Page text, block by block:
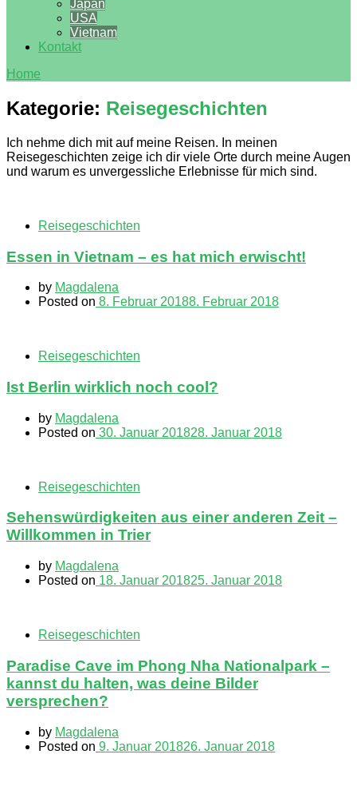
Japan
USA
Vietnam
Kontakt
Home
Kategorie: Reisegeschichten
Ich nehme dich mit auf meine Reisen. In meinen
Reisegeschichten zeige ich dir viele Orte durch meine Augen
und warum es unvergessliche Erlebnisse für mich sind.
Reisegeschichten
Essen in Vietnam – es hat mich erwischt!
by Magdalena
Posted on 8. Februar 20188. Februar 2018
Reisegeschichten
Ist Berlin wirklich noch cool?
by Magdalena
Posted on 30. Januar 201828. Januar 2018
Reisegeschichten
Sehenswürdigkeiten aus einer anderen Zeit –
Willkommen in Trier
by Magdalena
Posted on 18. Januar 201825. Januar 2018
Reisegeschichten
Paradise Cave im Phong Nha Nationalpark –
kannst du halten, was deine Bilder
versprechen?
by Magdalena
Posted on 9. Januar 201826. Januar 2018